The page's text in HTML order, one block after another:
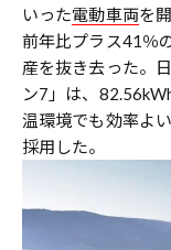
いった電動車両を
前年比プラス41％
産を抜き去った。
ン7」は、
温環境でも効率よ
採用した。